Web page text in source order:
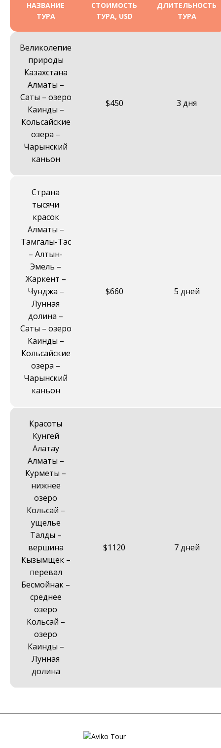
НАЗВАНИЕ
ТУРА
СТОИМОСТЬ
ТУРА, USD
ДЛИТЕЛЬНОСТЬ
ТУРА
Великолепие
природы
Казахстана
Алматы –
Саты – озеро
Каинды –
Кольсайские
озера –
Чарынский
каньон
$450 3 дня
Страна
тысячи
красок
Алматы –
Тамгалы-Таc
– Алтын-
Эмель –
Жаркент –
Чунджа –
Лунная
долина –
Саты – озеро
Каинды –
Кольсайские
озера –
Чарынский
каньон
$660 5 дней
Красоты
Кунгей
Алатау
Алматы –
Курметы –
нижнее
озеро
Кольсай –
ущелье
Талды –
вершина
Кызымщек –
перевал
Бесмойнак –
среднее
озеро
Кольсай –
озеро
Каинды –
Лунная
долина
$1120 7 дней